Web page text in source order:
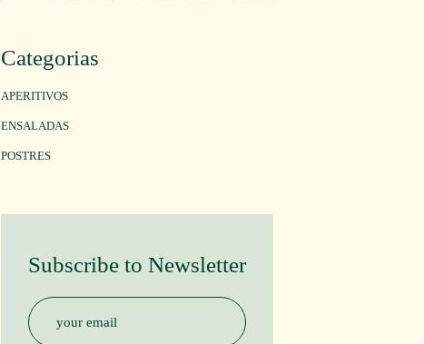
Categorias
APERITIVOS
ENSALADAS
POSTRES
Subscribe to Newsletter